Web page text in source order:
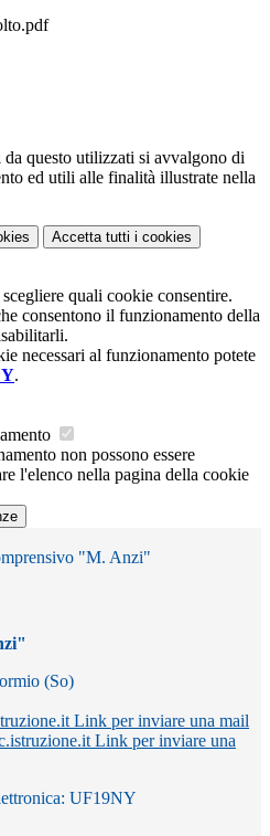
questo utilizzati si avvalgono di
ed utili alle finalità illustrate nella
Accetta tutti i cookies
quali cookie consentire.
consentono il funzionamento della
necessari al funzionamento potete
.
non possono essere
l'elenco nella pagina della cookie
"M. Anzi"
(So)
Link per inviare una mail
Link per inviare una
UF19NY